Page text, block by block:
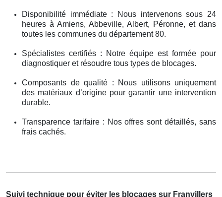
Disponibilité immédiate : Nous intervenons sous 24
heures à Amiens, Abbeville, Albert, Péronne, et dans
toutes les communes du département 80.
Spécialistes certifiés : Notre équipe est formée pour
diagnostiquer et résoudre tous types de blocages.
Composants de qualité : Nous utilisons uniquement
des matériaux d’origine pour garantir une intervention
durable.
Transparence tarifaire : Nos offres sont détaillés, sans
frais cachés.
Suivi technique pour éviter les blocages sur Franvillers